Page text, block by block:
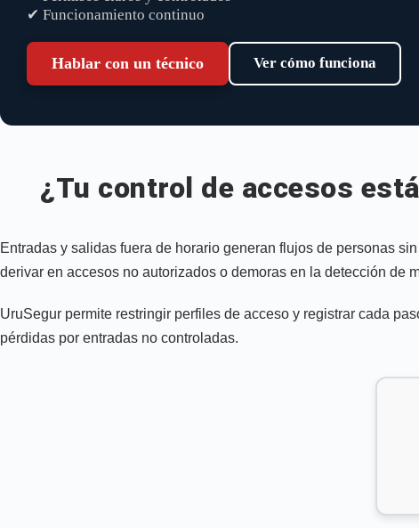
✔ Funcionamiento continuo
Hablar con un técnico Ver cómo funciona
¿Tu control de accesos
Entradas y salidas fuera de horario generan flujos de personas
derivar en accesos no autorizados o demoras en la detección de
UruSegur permite restringir perfiles de acceso y registrar cada
pérdidas por entradas no controladas.